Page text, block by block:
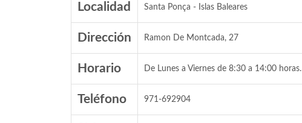
Localidad Santa Ponça - Islas Baleares
Dirección Ramon De Montcada, 27
Horario De Lunes a Viernes de 8:30 a 14:00 horas.
Teléfono 971-692904